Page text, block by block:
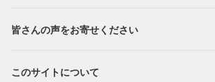
皆さんの声をお寄せください
このサイトについて